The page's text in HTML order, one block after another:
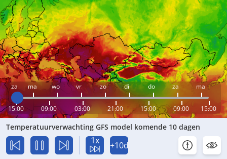
za ma wo vr zo di do za ma
15:00 09:00 03:00 21:00 15:00 09:00 15:00
Temperatuurverwachting GFS model komende 10 dagen
1x +10d